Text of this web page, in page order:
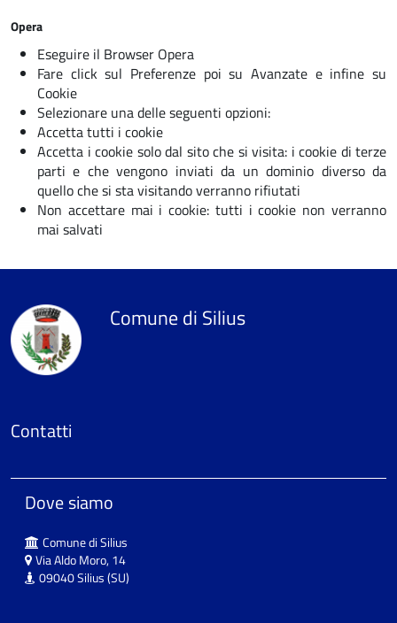
Opera
Eseguire il Browser Opera
Fare click sul Preferenze poi su Avanzate e infine su
Cookie
Selezionare una delle seguenti opzioni:
Accetta tutti i cookie
Accetta i cookie solo dal sito che si visita: i cookie di terze
parti e che vengono inviati da un dominio diverso da
quello che si sta visitando verranno rifiutati
Non accettare mai i cookie: tutti i cookie non verranno
mai salvati
Comune di Silius
Contatti
Dove siamo
Comune di Silius
Via Aldo Moro, 14
09040 Silius (SU)